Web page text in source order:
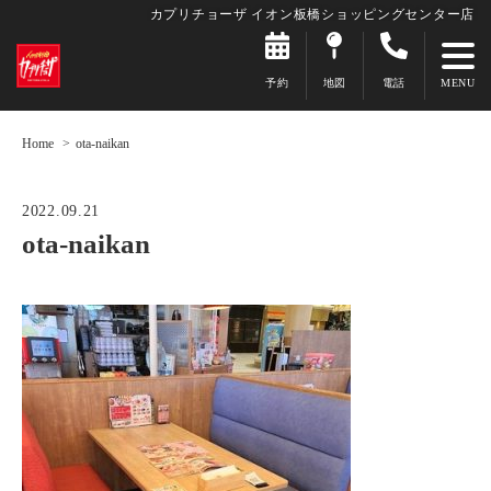
カプリチョーザ イオン板橋ショッピングセンター店
予約 地図 電話
Home ota-naikan
2022.09.21
ota-naikan